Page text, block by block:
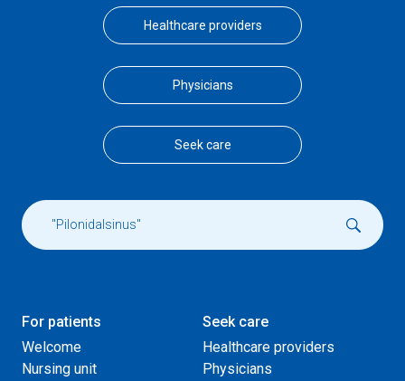
Healthcare providers
Physicians
Seek care
For patients
Welcome
Nursing unit
Seek care
Healthcare providers
Physicians